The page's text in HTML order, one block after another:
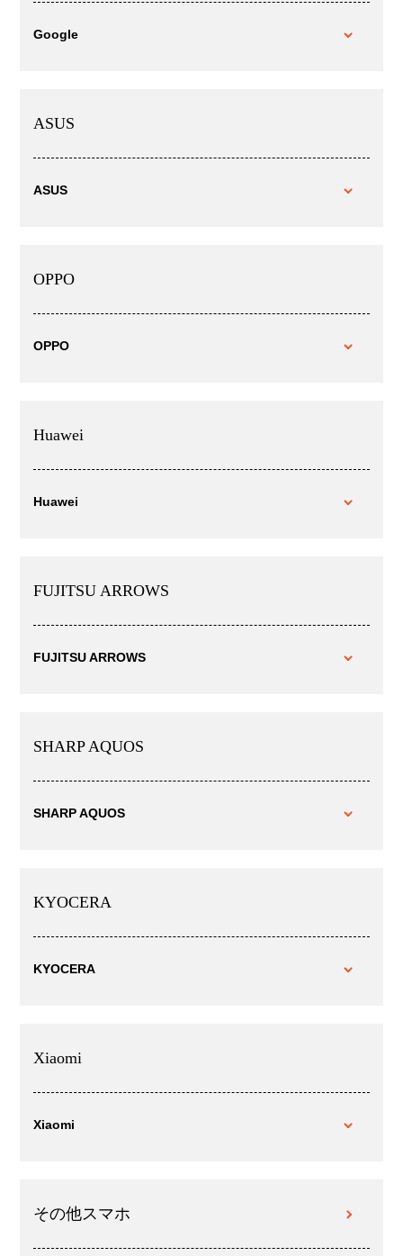
Google
ASUS
ASUS
OPPO
OPPO
Huawei
Huawei
FUJITSU ARROWS
FUJITSU ARROWS
SHARP AQUOS
SHARP AQUOS
KYOCERA
KYOCERA
Xiaomi
Xiaomi
その他スマホ